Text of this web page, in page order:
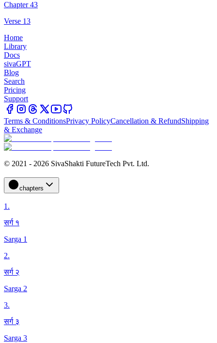
Chapter 43
Verse 13
Home
Library
Docs
sivaGPT
Blog
Search
Pricing
Support
Terms & ConditionsPrivacy PolicyCancellation & RefundShipping
& Exchange
© 2021 - 2026 SivaShakti FutureTech Pvt. Ltd.
chapters
1.
सर्ग १
Sarga 1
2.
सर्ग २
Sarga 2
3.
सर्ग ३
Sarga 3